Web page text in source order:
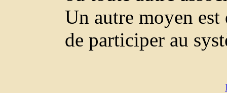
Un autre moyen
de participer au